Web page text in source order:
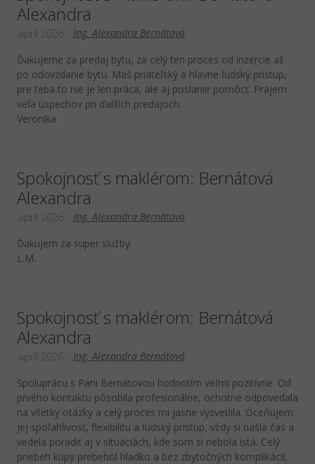
Alexandra
Ing. Alexandra Bernátová
apríl 2026
Ďakujeme za predaj bytu, za celý ten proces od inzercie až
po odovzdanie bytu. Maš priateľský a hlavne ľudský prístup,
pre teba to nie je len práca, ale aj poslanie pomôcť. Prajem
veľa úspechov pri ďalších predajoch.
Veronika
Spokojnosť s maklérom: Bernátová
Alexandra
Ing. Alexandra Bernátová
apríl 2026
Ďakujem za super služby.
L.M.
Spokojnosť s maklérom: Bernátová
Alexandra
Ing. Alexandra Bernátová
apríl 2026
Spoluprácu s Pani Bernátovou hodnotím veľmi pozitívne. Od
prvého kontaktu pôsobila profesionálne, ochotne odpovedala
na všetky otázky a celý proces mi jasne vysvetlila. Oceňujem
jej spoľahlivosť, flexibilitu a ľudský prístup, vždy si našla čas a
vedela poradiť aj v situáciách, kde som si nebola istá. Celý
priebeh kúpy prebehol hladko a bez zbytočných komplikácií,